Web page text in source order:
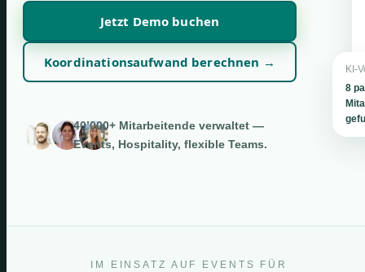
Jetzt Demo buchen
Koordinationsaufwand berechnen →
40’000+ Mitarbeitende verwaltet —
Events, Hospitality, flexible Teams.
KI-
8
IM EINSATZ AUF EVENTS FÜR